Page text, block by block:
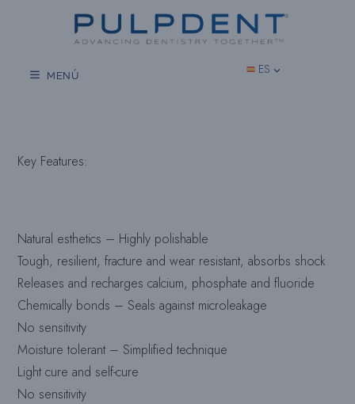
MENÚ ES
Key Features:
Natural esthetics – Highly polishable
Tough, resilient, fracture and wear resistant, absorbs shock
Releases and recharges calcium, phosphate and fluoride
Chemically bonds – Seals against microleakage
No sensitivity
Moisture tolerant – Simplified technique
Light cure and self-cure
No sensitivity